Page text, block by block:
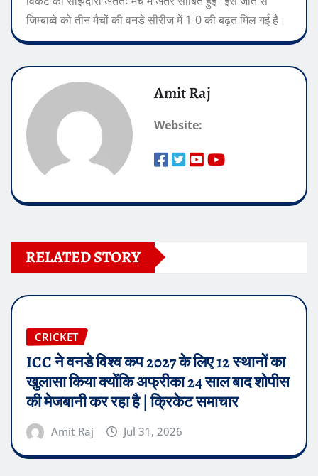
जिम्बाब्वे को तीन मैचों की वनडे सीरीज में 1-0 की बढ़त मिल गई है।
Amit Raj
Website:
RELATED STORY
CRICKET
ICC ने वनडे विश्व कप 2027 के लिए 12 स्थानों का
खुलासा किया क्योंकि अफ्रीका 24 साल बाद शोपीस
की मेजबानी कर रहा है | क्रिकेट समाचार
Amit Raj Jul 31, 2026